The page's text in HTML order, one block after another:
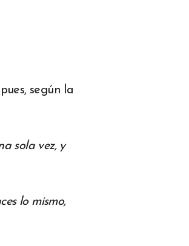
según la
sola vez, y
lo mismo,